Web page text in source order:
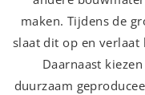
maken. Tijdens de
slaat dit op en
Daarnaast
duurzaam